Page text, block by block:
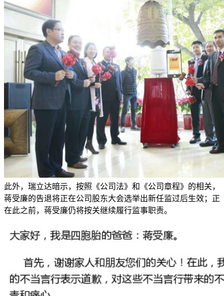
此外，瑞立达暗示，按照《公司法》和《公司章程》的相关，
蒋受廉的告退将正在公司股东大会选举出新任监过后生效；正
在此之前，蒋受廉仍将按关继续履行监事职责。